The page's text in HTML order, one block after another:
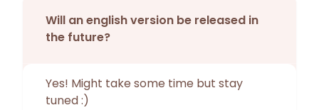
Will an english version be released in
the future?
Yes! Might take some time but stay
tuned :)